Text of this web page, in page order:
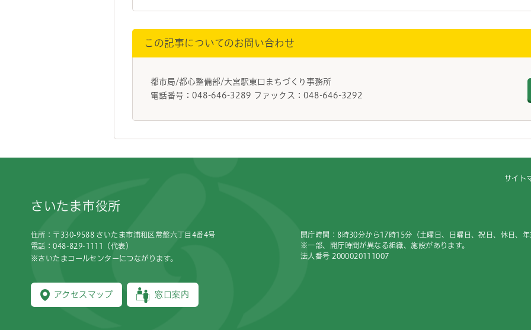
この記事についてのお問い合わせ
都市局/都心整備部/大宮駅東口まちづくり事務所
電話番号：048-646-3289 ファックス：048-646-3292
サイト
さいたま市役所
住所：〒330-9588 さいたま市浦和区常盤六丁目4番4号
電話：048-829-1111（代表）
※さいたまコールセンターにつながります。
アクセスマップ 窓口案内
開庁時間：8時30分から17時15分（土曜日、日曜日、祝日、休日、
※一部、開庁時間が異なる組織、施設があります。
法人番号 2000020111007